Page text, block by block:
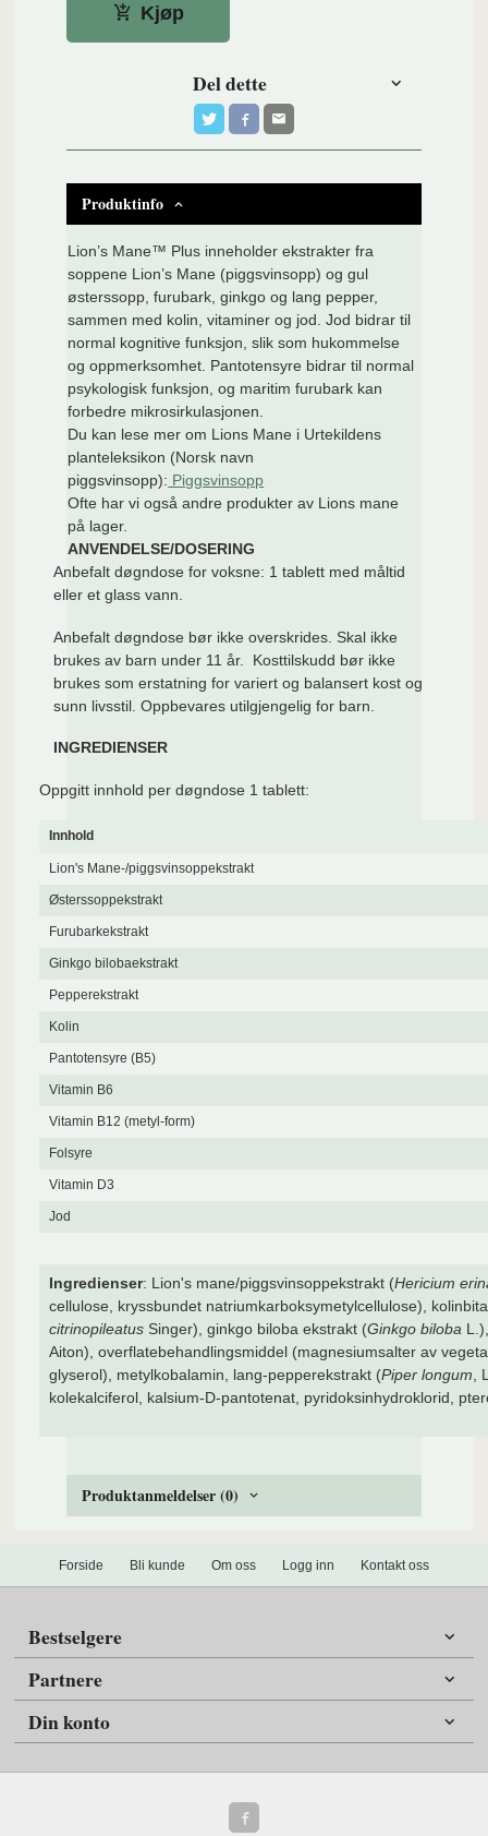
Kjøp
Del dette
Produktinfo
Lion’s Mane™ Plus inneholder ekstrakter fra
soppene Lion’s Mane (piggsvinsopp) og gul
østerssopp, furubark, ginkgo og lang pepper,
sammen med kolin, vitaminer og jod. Jod bidrar til
normal kognitive funksjon, slik som hukommelse
og oppmerksomhet. Pantotensyre bidrar til normal
psykologisk funksjon, og maritim furubark kan
forbedre mikrosirkulasjonen.
Du kan lese mer om Lions Mane i Urtekildens
planteleksikon (Norsk navn
piggsvinsopp): Piggsvinsopp
Ofte har vi også andre produkter av Lions mane
på lager.
ANVENDELSE/DOSERING
Anbefalt døgndose for voksne: 1 tablett med måltid
eller et glass vann.
Anbefalt døgndose bør ikke overskrides. Skal ikke
brukes av barn under 11 år. Kosttilskudd bør ikke
brukes som erstatning for variert og balansert kost og
sunn livsstil. Oppbevares utilgjengelig for barn.
INGREDIENSER
Oppgitt innhold per døgndose 1 tablett:
Innhold
Lion's Mane-/piggsvinsoppekstrakt
Østerssoppekstrakt
Furubarkekstrakt
Ginkgo bilobaekstrakt
Pepperekstrakt
Kolin
Pantotensyre (B5)
Vitamin B6
Vitamin B12 (metyl-form)
Folsyre
Vitamin D3
Jod
Ingredienser: Lion's mane/piggsvinsoppekstrakt (Hericium
cellulose, kryssbundet natriumkarboksymetylcellulose),
citrinopileatus Singer), ginkgo biloba ekstrakt (Ginkgo biloba
Aiton), overflatebehandlingsmiddel (magnesiumsalter av
glyserol), metylkobalamin, lang-pepperekstrakt (Piper longum,
kolekalciferol, kalsium-D-pantotenat, pyridoksinhydroklorid,
Produktanmeldelser (0)
Forside Bli kunde Om oss Logg inn Kontakt oss
Bestselgere
Partnere
Din konto